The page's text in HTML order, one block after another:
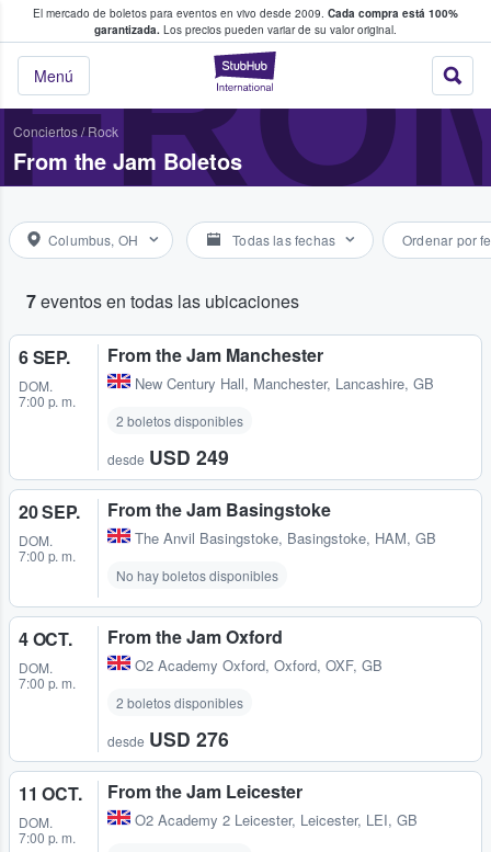
El mercado de boletos para eventos en vivo desde 2009. Cada compra está 100%
garantizada. Los precios pueden variar de su valor original.
StubHub: donde
Menú
fans compran y venden boletos
Conciertos/ Rock
From the Jam Boletos
Columbus, OH Todas las fechas Ordenar por
7eventos en todas las ubicaciones
6 SEP.
DOM.
7:00 p. m.
From the Jam Manchester
New Century Hall, Manchester, Lancashire, GB
2 boletos disponibles
desde USD 249
20 SEP.
DOM.
7:00 p. m.
From the Jam Basingstoke
The Anvil Basingstoke, Basingstoke, HAM, GB
No hay boletos disponibles
4 OCT.
DOM.
7:00 p. m.
From the Jam Oxford
O2 Academy Oxford, Oxford, OXF, GB
2 boletos disponibles
desde USD 276
11 OCT.
DOM.
7:00 p. m.
From the Jam Leicester
O2 Academy 2 Leicester, Leicester, LEI, GB